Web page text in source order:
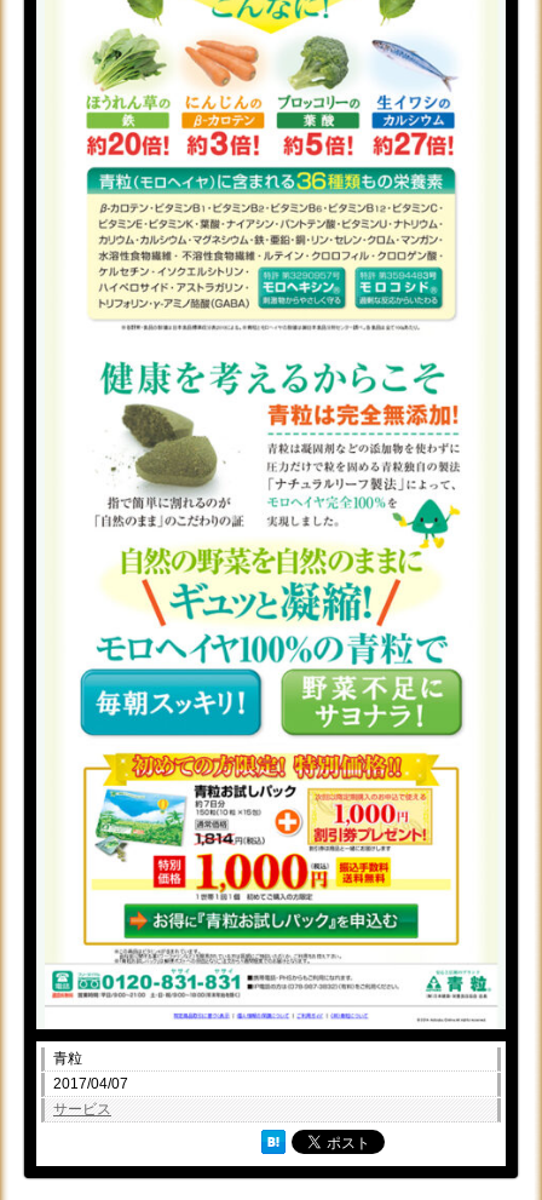
青粒
2017/04/07
サービス